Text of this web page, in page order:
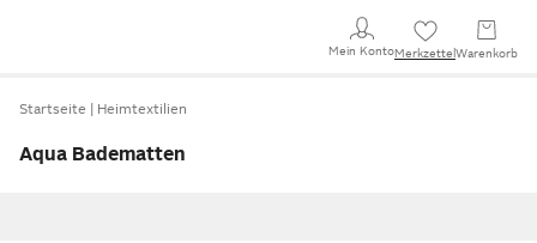
Mein KontoMerkzettel Warenkorb
Startseite Heimtextilien
Aqua Badematten